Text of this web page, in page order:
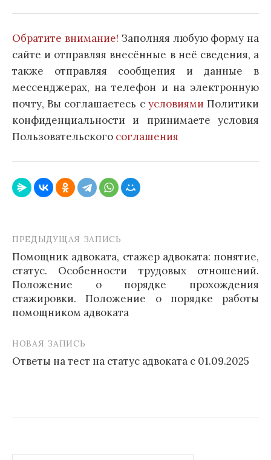
Обратите внимание! Заполняя любую форму на
сайте и отправляя внесённые в неё сведения, а
также отправляя сообщения и данные в
мессенджерах, на телефон и на электронную
почту, Вы соглашаетесь с условиями Политики
конфиденциальности и принимаете условия
Пользовательского соглашения
Навигация
по
записям
ПРЕДЫДУЩАЯ ЗАПИСЬ
Помощник адвоката, стажер адвоката: понятие,
статус. Особенности трудовых отношений.
Положение о порядке прохождения
стажировки. Положение о порядке работы
помощником адвоката
НОВАЯ ЗАПИСЬ
Ответы на тест на статус адвоката с 01.09.2025